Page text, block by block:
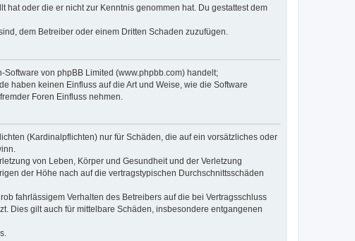
hat oder die er nicht zur Kenntnis genommen hat. Du gestattest dem
dem Betreiber oder einem Dritten Schaden zuzufügen.
Software von phpBB Limited (www.phpbb.com) handelt;
haben keinen Einfluss auf die Art und Weise, wie die Software
Foren Einfluss nehmen.
(Kardinalpflichten) nur für Schäden, die auf ein vorsätzliches oder
von Leben, Körper und Gesundheit und der Verletzung
der Höhe nach auf die vertragstypischen Durchschnittsschäden
fahrlässigem Verhalten des Betreibers auf die bei Vertragsschluss
Dies gilt auch für mittelbare Schäden, insbesondere entgangenen